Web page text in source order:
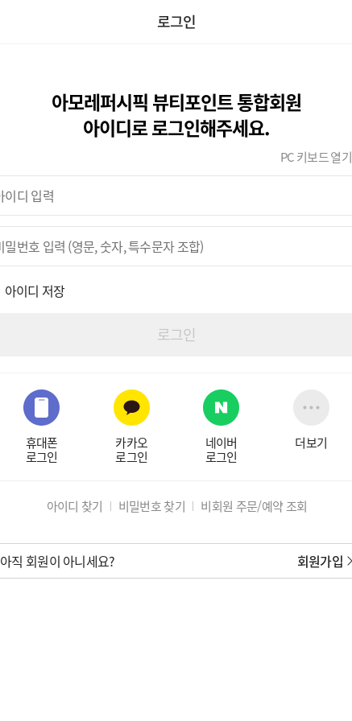
로그인
아모레퍼시픽 뷰티포인트 통합회원
아이디로 로그인해주세요.
PC 키보드 열기
아이디 저장
로그인
휴대폰
로그인
카카오
로그인
네이버
로그인
더보기
아이디 찾기 비밀번호 찾기 비회원 주문/예약 조회
아직 회원이 아니세요? 회원가입